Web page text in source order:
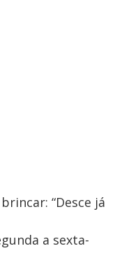
“Desce já
a sexta-